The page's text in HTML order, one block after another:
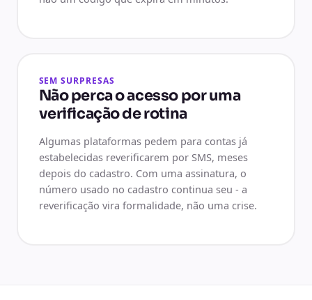
SEM SURPRESAS
Não perca o acesso por uma
verificação de rotina
Algumas plataformas pedem para contas já
estabelecidas reverificarem por SMS, meses
depois do cadastro. Com uma assinatura, o
número usado no cadastro continua seu - a
reverificação vira formalidade, não uma crise.